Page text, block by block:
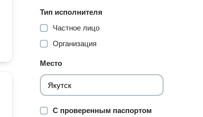
Тип исполнителя
Частное лицо
Организация
Место
С проверенным паспортом